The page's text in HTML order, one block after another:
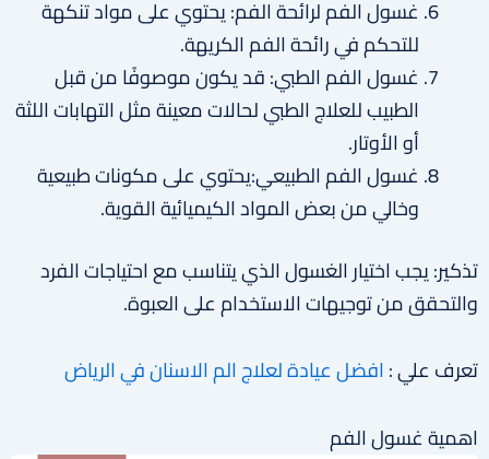
غسول الفم لرائحة الفم: يحتوي على مواد تنكهة
للتحكم في رائحة الفم الكريهة.
غسول الفم الطبي: قد يكون موصوفًا من قبل
الطبيب للعلاج الطبي لحالات معينة مثل التهابات اللثة
أو الأوتار.
غسول الفم الطبيعي:يحتوي على مكونات طبيعية
وخالي من بعض المواد الكيميائية القوية.
تذكير: يجب اختيار الغسول الذي يتناسب مع احتياجات الفرد
والتحقق من توجيهات الاستخدام على العبوة.
تعرف علي :افضل عيادة لعلاج الم الاسنان في الرياض
اهمية غسول الفم